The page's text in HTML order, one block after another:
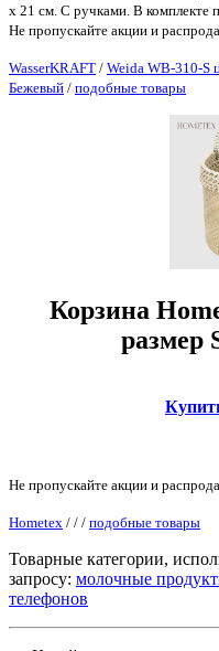
x 21 см. С ручками. В комплекте
Не пропускайте акции и
WasserKRAFT / Weida WB-310-S
Бежевый / подобные товары
Корзина
размер
Не пропускайте акции и
Hometex / / / подобные товары
Товарные категории,
запросу: молочные
телефонов